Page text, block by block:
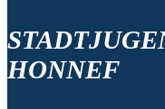
HONNEF